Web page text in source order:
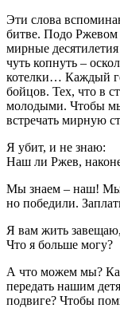
Эти слова
битве. Подо Ржевом
мирные
чуть копнуть –
котелки… Каждый
бойцов. Тех, что в
молодыми. Чтобы мы
встречать мирную
Я убит, и не знаю:
Наш ли Ржев,
Мы знаем – наш! Мы
но победили.
Я вам жить
Что я больше могу?
А что можем мы?
передать нашим
подвиге? Чтобы